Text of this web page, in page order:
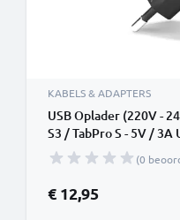
KABELS & ADAPTERS
USB Oplader (220V -
S3 / TabPro S - 5V / 3A
(0
€ 12,95